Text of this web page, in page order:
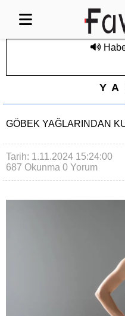
GÖBEK YAĞLARINDAN
Tarih: 1.11.2024 15:24:00
687 Okunma 0 Yorum